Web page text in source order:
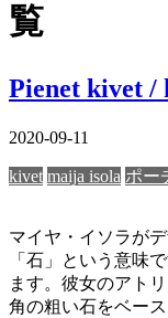
覧
Pienet kivet /
2020-09-11
kivet maija isola ポー
マイヤ・イソラが
「石」という意味
ます。彼女のアト
角の粗い石をベー